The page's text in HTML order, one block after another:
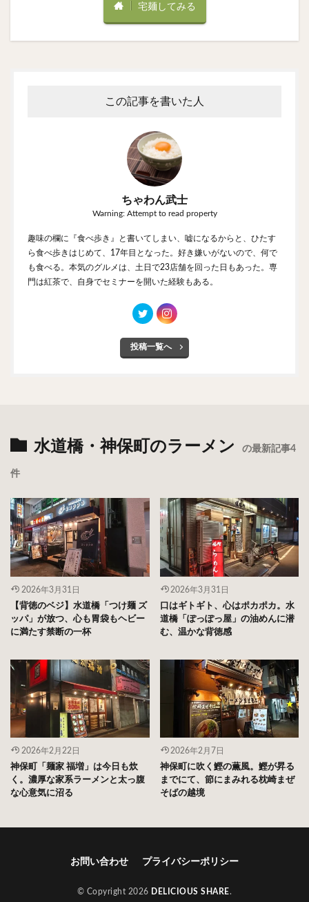
宅麺してみる
この記事を書いた人
ちゃわん武士
Warning: Attempt to read property
趣味の欄に『食べ歩き』と書いてしまい、嘘になるからと、ひたす
ら食べ歩きはじめて、17年目となった。好き嫌いがないので、何で
も食べる。本気のグルメは、土日で23店舗を回った日もあった。専
門は紅茶で、自身でセミナーを開いた経験もある。
投稿一覧へ
水道橋・神保町のラーメン の最新記事4
件
2026年3月31日
【背徳のベジ】水道橋「つけ麺 ズ
ッパ」が放つ、心も胃袋もヘビー
に満たす禁断の一杯
2026年3月31日
口はギトギト、心はポカポカ。水
道橋「ぽっぽっ屋」の油めんに潜
む、温かな背徳感
2026年2月22日
神保町「麺家 福増」は今日も炊
く。濃厚な家系ラーメンと太っ腹
な心意気に沼る
2026年2月7日
神保町に吹く鰹の薫風。鰹が昇る
までにて、節にまみれる枕崎まぜ
そばの越境
お問い合わせ プライバシーポリシー
© Copyright 2026 DELICIOUS SHARE.